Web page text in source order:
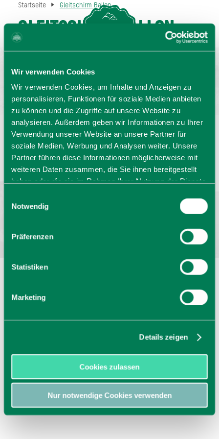
Wir verwenden Cookies
Wir verwenden Cookies, um Inhalte und Anzeigen zu
personalisieren, Funktionen für soziale Medien anbieten
zu können und die Zugriffe auf unsere Website zu
analysieren. Außerdem geben wir Informationen zu Ihrer
Verwendung unserer Website an unsere Partner für
soziale Medien, Werbung und Analysen weiter. Unsere
Partner führen diese Informationen möglicherweise mit
weiteren Daten zusammen, die Sie ihnen bereitgestellt
haben oder die sie im Rahmen Ihrer Nutzung der Dienste
Cookies, wenn Sie unsere Webseite weiterhin nutzen.
Notwendig
Präferenzen
Statistiken
Marketing
Details zeigen
Cookies zulassen
Nur notwendige Cookies verwenden
Startseite Gleitschirm Ballon
Gleitschirm Ballon
Sprache wählen:DE EN IT
Barrierefrei reisen Filmregion
Prospekte
Kontakt
Impressum
Datenschutz
Bayern - traditionell anders
GASTGEBERSUCHE